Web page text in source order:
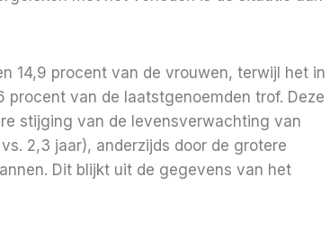
14,9 procent van de vrouwen, terwijl het in
van de laatstgenoemden trof. Deze
stijging van de levensverwachting van
2,3 jaar), anderzijds door de grotere
Dit blijkt uit de gegevens van het